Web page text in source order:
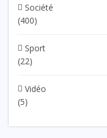
Société
(400)
Sport
(22)
Vidéo
(5)